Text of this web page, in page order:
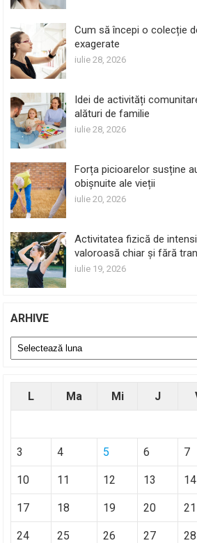
Cum să începi o colecție
exagerate
iulie 28, 2026
Idei de activități
alături de familie
iulie 28, 2026
Forța picioarelor susține
obișnuite ale vieții
iulie 20, 2026
Activitatea fizică de
valoroasă chiar și fără
iulie 19, 2026
ARHIVE
Arhive
L Ma Mi J
3 4 5 6 7
10 11 12 13 14
17 18 19 20 21
24 25 26 27 28